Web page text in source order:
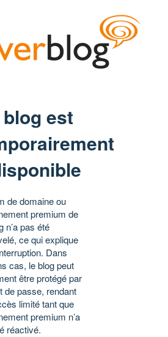
blog est
de domaine ou
premium de
n’a pas été
ce qui explique
Dans
cas, le blog peut
être protégé par
de passe, rendant
limité tant que
premium n’a
réactivé.